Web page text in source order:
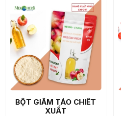
BỘT GIẤM TÁO CHIẾT
XUẤT